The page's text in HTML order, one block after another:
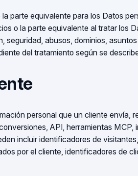
parte equivalente para los Datos
o la parte equivalente al tratar los
abusos, dominios,
del tratamiento según se
personal que un cliente envía,
API, herramientas MCP,
incluir identificadores de
por el cliente, identificadores de